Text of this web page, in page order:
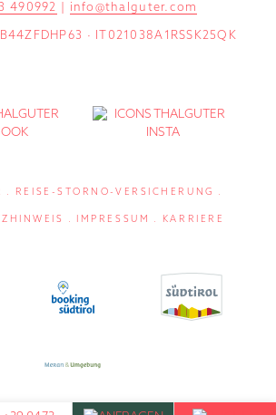
490992 info@thalguter.com
· IT021038A1RSSK25QK
REISE-STORNO-VERSICHERUNG
IMPRESSUM KARRIERE